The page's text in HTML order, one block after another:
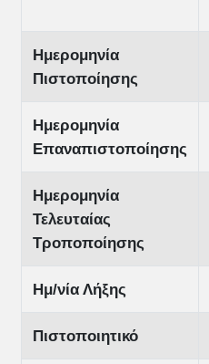
Ημερομηνία
Πιστοποίησης
Ημερομηνία
Επαναπιστοποίησης
Ημερομηνία
Τελευταίας
Τροποποίησης
Ημ/νία Λήξης
Πιστοποιητικό